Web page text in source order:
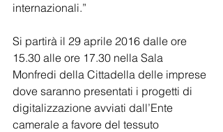
internazionali.”
Si partirà il 29 aprile 2016 dalle ore
15.30 alle ore 17.30 nella Sala
Monfredi della Cittadella delle imprese
dove saranno presentati i progetti di
digitalizzazione avviati dall’Ente
camerale a favore del tessuto